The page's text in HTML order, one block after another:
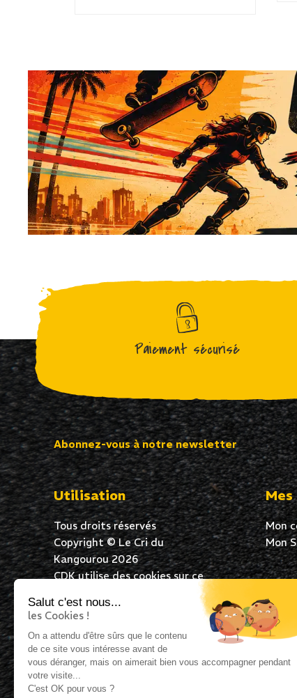
Salut c'est nous...
les Cookies !
On a attendu d'être sûrs que le contenu
de ce site vous intéresse avant de
vous déranger, mais on aimerait bien vous accompagner pendant
votre visite...
C'est OK pour vous ?
Paiement sécurisé
Abonnez-vous à notre newsletter
Utilisation
Tous droits réservés
Copyright © Le Cri du
Kangourou 2026
CDK utilise des cookies sur ce
excellente expérience de
utilisateurs. En poursuivant
votre navigation, vous acceptez
l’utilisation de cookies.
Mon
Mon